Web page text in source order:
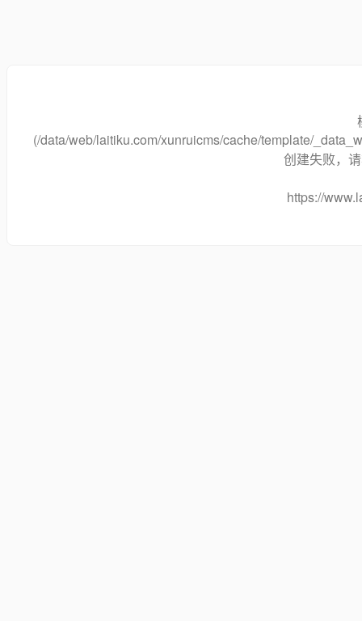
(/data/web/laitiku.com/xunruicms/cache/template/
创建失败，
https://